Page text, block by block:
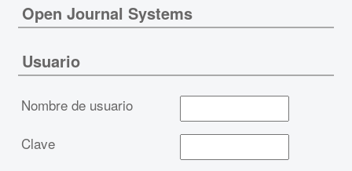
Open Journal Systems
Usuario
Nombre de usuario
Clave